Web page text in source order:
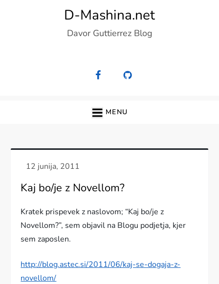
D-Mashina.net
Davor Guttierrez Blog
MENU
Kaj bo/je z Novellom?
Kratek prispevek z naslovom; “Kaj bo/je z
Novellom?”, sem objavil na Blogu podjetja, kjer
sem zaposlen.
http://blog.astec.si/2011/06/kaj-se-dogaja-z-
novellom/